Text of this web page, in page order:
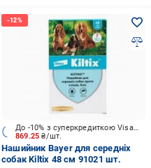
869.25₴/шт.
До -10% з суперкредиткою Visa Вигода
Нашийник Bayer для середніх
собак Kiltix 48 см 91021 шт.